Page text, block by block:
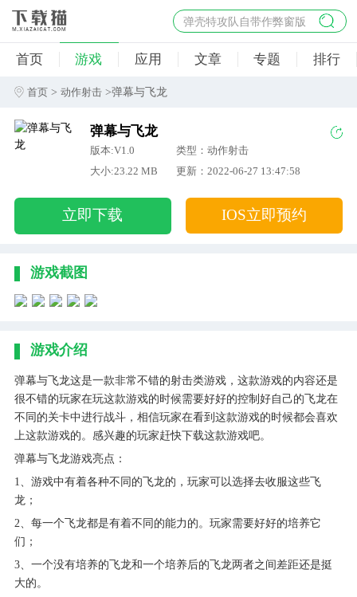
弹壳特攻队自带作弊窗版
杀手47行动
地狱幸存者破解版
首页 游戏 应用 文章 专题 排行
首页 >动作射击 >弹幕与飞龙
弹幕与飞龙
版本:V1.0
类型：动作射击
大小:23.22 MB
更新：2022-06-27 13:47:58
立即下载 IOS立即预约
游戏截图
游戏介绍
弹幕与飞龙这是一款非常不错的射击类游戏，这款游戏的内容还是
很不错的玩家在玩这款游戏的时候需要好好的控制好自己的飞龙在
不同的关卡中进行战斗，相信玩家在看到这款游戏的时候都会喜欢
上这款游戏的。感兴趣的玩家赶快下载这款游戏吧。
弹幕与飞龙游戏亮点：
1、游戏中有着各种不同的飞龙的，玩家可以选择去收服这些飞
龙；
2、每一个飞龙都是有着不同的能力的。玩家需要好好的培养它
们；
3、一个没有培养的飞龙和一个培养后的飞龙两者之间差距还是挺
大的。